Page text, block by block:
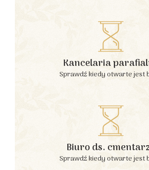
Kancelaria
Sprawdź kiedy otwarte jest
Biuro ds.
Sprawdź kiedy otwarte jest